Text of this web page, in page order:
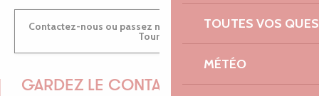
TOUTES VOS
MÉTÉO
Contactez-nous ou passez nous voir dans nos Offices de
Tourisme
GARDEZ LE CONTACT !